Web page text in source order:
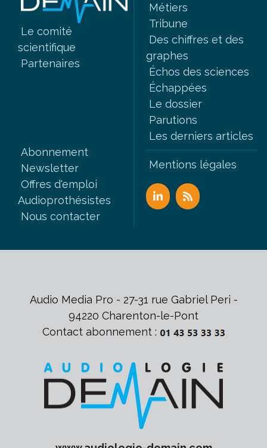
Le comité
scientifique
Partenaires
Métiers
Tribune
Des chiffres et des
graphes
Échos des sciences
Échappées
Le dossier
Parutions
Les derniers articles
Abonnement
Newsletter
Offres d'emploi
Audioprothésistes
Nous contacter
Mentions légales
Audio Media Pro - 27-31 rue Gabriel Peri -
94220 Charenton-le-Pont
Contact abonnement :